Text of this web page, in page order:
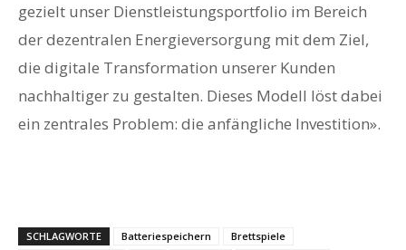
gezielt unser Dienstleistungsportfolio im Bereich
der dezentralen Energieversorgung mit dem Ziel,
die digitale Transformation unserer Kunden
nachhaltiger zu gestalten. Dieses Modell löst dabei
ein zentrales Problem: die anfängliche Investition».
SCHLAGWORTE Batteriespeichern
Brettspiele